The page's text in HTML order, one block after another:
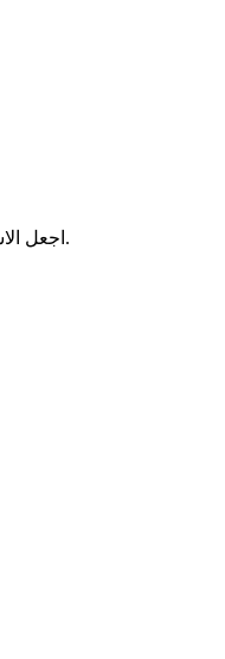
اجعل الاستكشاف أسهل، واجعل الحياة أكثر ثراءً.